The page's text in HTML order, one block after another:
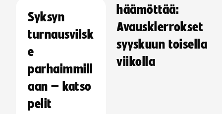
Syksyn
turnausvilsk
e
parhaimmill
aan – katso
pelit
häämöttää:
Avauskierrokset
syyskuun toisella
viikolla